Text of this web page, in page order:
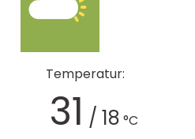
Temperatur:
31 / 18 °C